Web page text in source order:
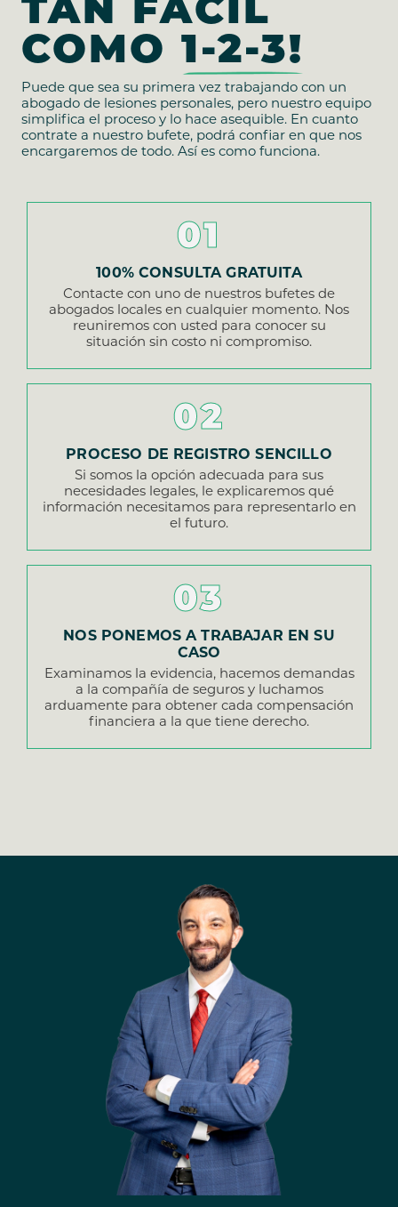
TAN FÁCIL
COMO 1-2-3!
Puede que sea su primera vez trabajando con un
abogado de lesiones personales, pero nuestro equipo
simplifica el proceso y lo hace asequible. En cuanto
contrate a nuestro bufete, podrá confiar en que nos
encargaremos de todo. Así es como funciona.
01
100% CONSULTA GRATUITA
Contacte con uno de nuestros bufetes de
abogados locales en cualquier momento. Nos
reuniremos con usted para conocer su
situación sin costo ni compromiso.
02
PROCESO DE REGISTRO SENCILLO
Si somos la opción adecuada para sus
necesidades legales, le explicaremos qué
información necesitamos para representarlo en
el futuro.
03
NOS PONEMOS A TRABAJAR EN SU
CASO
Examinamos la evidencia, hacemos demandas
a la compañía de seguros y luchamos
arduamente para obtener cada compensación
financiera a la que tiene derecho.